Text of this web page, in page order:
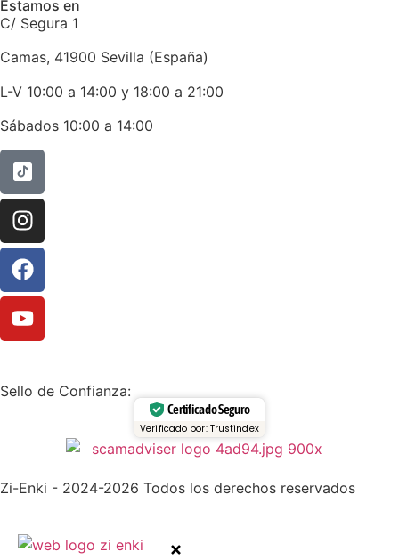
Estamos en
C/ Segura 1
Camas, 41900 Sevilla (España)
L-V 10:00 a 14:00 y 18:00 a 21:00
Sábados 10:00 a 14:00
Sello de Confianza:
Certificado Seguro
Verificado por: Trustindex
Zi-Enki - 2024-2026 Todos los derechos reservados